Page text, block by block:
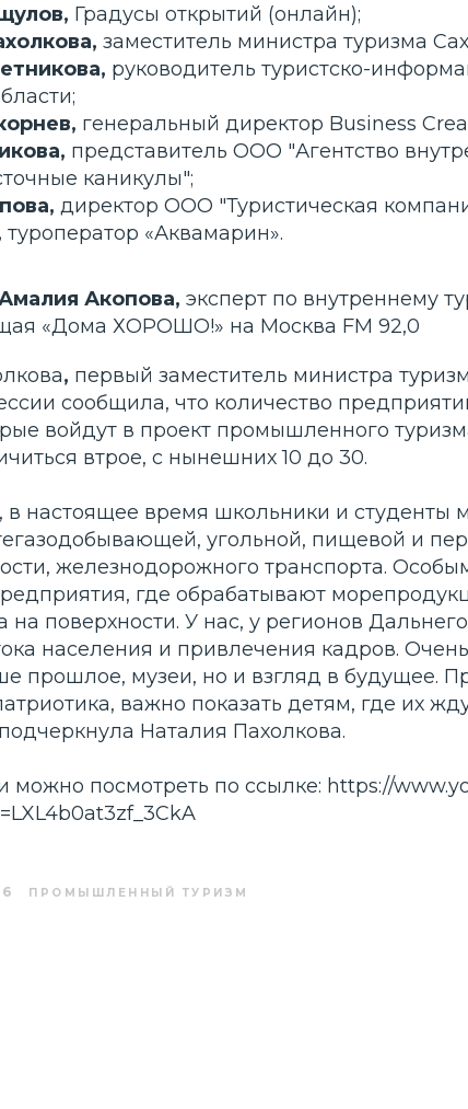
Градусы открытий (онлайн);
заместитель министра туризма
руководитель туристско-
генеральный директор Business
представитель ООО "Агентство
каникулы";
директор ООО "Туристическая
туроператор «Аквамарин».
Акопова, эксперт по внутреннему
«Дома ХОРОШО!» на Москва FM 92,0
, первый заместитель министра
сообщила, что количество
войдут в проект промышленного
втрое, с нынешних 10 до 30.
в настоящее время школьники и студенты
угольной, пищевой и
железнодорожного транспорта.
где обрабатывают
поверхности. У нас, у регионов Дальнего
населения и привлечения кадров.
прошлое, музеи, но и взгляд в будущее.
важно показать детям, где их
Наталия Пахолкова.
можно посмотреть по ссылке: https://
ПРОМЫШЛЕННЫЙ ТУРИЗМ